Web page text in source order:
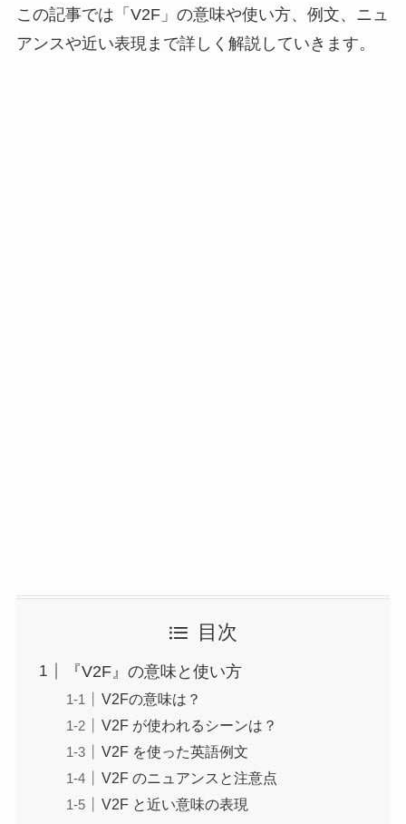
この記事では「V2F」の意味や使い方、例文、ニュ
アンスや近い表現まで詳しく解説していきます。
目次
『V2F』の意味と使い方
V2Fの意味は？
V2F が使われるシーンは？
V2F を使った英語例文
V2F のニュアンスと注意点
V2F と近い意味の表現